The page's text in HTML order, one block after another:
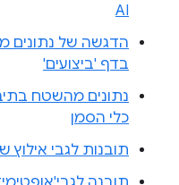
AI
הדגשה של נתונים
בדף 'ביצועים'
נתונים מהשטח
כלי הסמן
תובנות לגבי